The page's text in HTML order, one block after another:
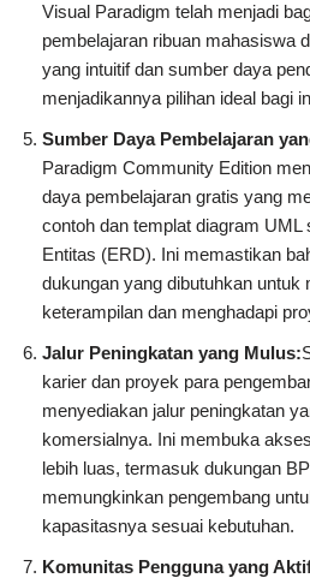
Visual Paradigm telah menjadi
pembelajaran ribuan mahasiswa
yang intuitif dan sumber daya
menjadikannya pilihan ideal bagi
Sumber Daya Pembelajaran
Paradigm Community Edition
daya pembelajaran gratis yang
contoh dan templat diagram UML
Entitas (ERD). Ini memastikan
dukungan yang dibutuhkan untuk
keterampilan dan menghadapi
Jalur Peningkatan yang Mulus:
karier dan proyek para
menyediakan jalur peningkatan
komersialnya. Ini membuka
lebih luas, termasuk dukungan
memungkinkan pengembang
kapasitasnya sesuai kebutuhan.
Komunitas Pengguna yang